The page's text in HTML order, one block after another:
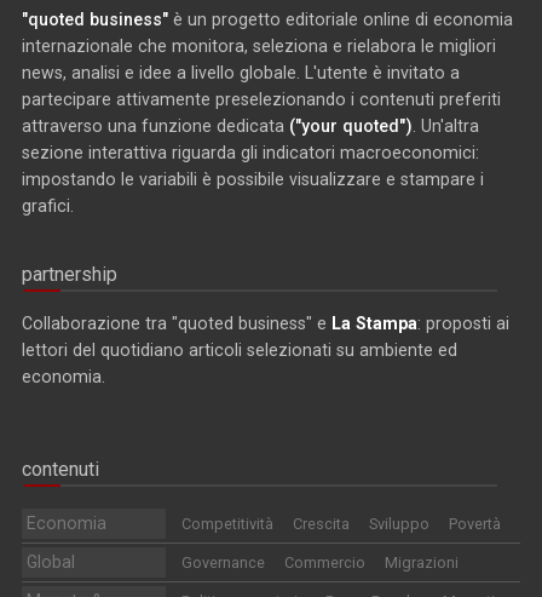
"quoted business" è un progetto editoriale online di economia
internazionale che monitora, seleziona e rielabora le migliori
news, analisi e idee a livello globale. L'utente è invitato a
partecipare attivamente preselezionando i contenuti preferiti
attraverso una funzione dedicata ("your quoted") . Un'altra
sezione interattiva riguarda gli indicatori macroeconomici:
impostando le variabili è possibile visualizzare e stampare i
grafici.
partnership
Collaborazione tra "quoted business" e La Stampa: proposti ai
lettori del quotidiano articoli selezionati su ambiente ed
economia.
contenuti
Economia Competitività Crescita Sviluppo Povertà
Global Governance Commercio Migrazioni